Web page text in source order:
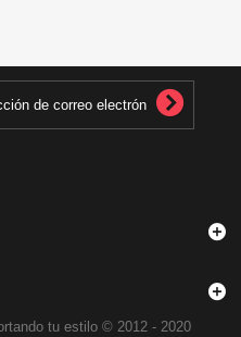
tu estilo © 2012 - 2020